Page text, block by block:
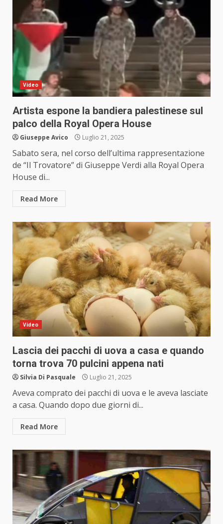
Video
Artista espone la bandiera palestinese sul
palco della Royal Opera House
Giuseppe Avico Luglio 21, 2025
Sabato sera, nel corso dell’ultima rappresentazione
de “Il Trovatore” di Giuseppe Verdi alla Royal Opera
House di...
Read More
Video
Lascia dei pacchi di uova a casa e quando
torna trova 70 pulcini appena nati
Silvia Di Pasquale Luglio 21, 2025
Aveva comprato dei pacchi di uova e le aveva lasciate
a casa. Quando dopo due giorni di...
Read More